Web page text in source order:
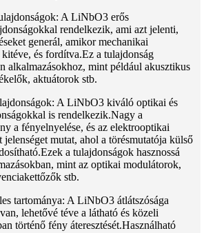
A LiNbO3 erős
rendelkezik, ami azt jelenti,
generál, amikor mechanikai
és fordítva.Ez a tulajdonság
alkalmazásokhoz, mint például akusztikus
aktuátorok stb.
A LiNbO3 kiváló optikai és
is rendelkezik.Nagy a
a fényelnyelése, és az elektrooptikai
jelenséget mutat, ahol a törésmutatója külső
a tulajdonságok hasznossá
mint az optikai modulátorok,
stb.
tartománya: A LiNbO3 átlátszósága
lehetővé téve a látható és közeli
történő fény áteresztését.Használható